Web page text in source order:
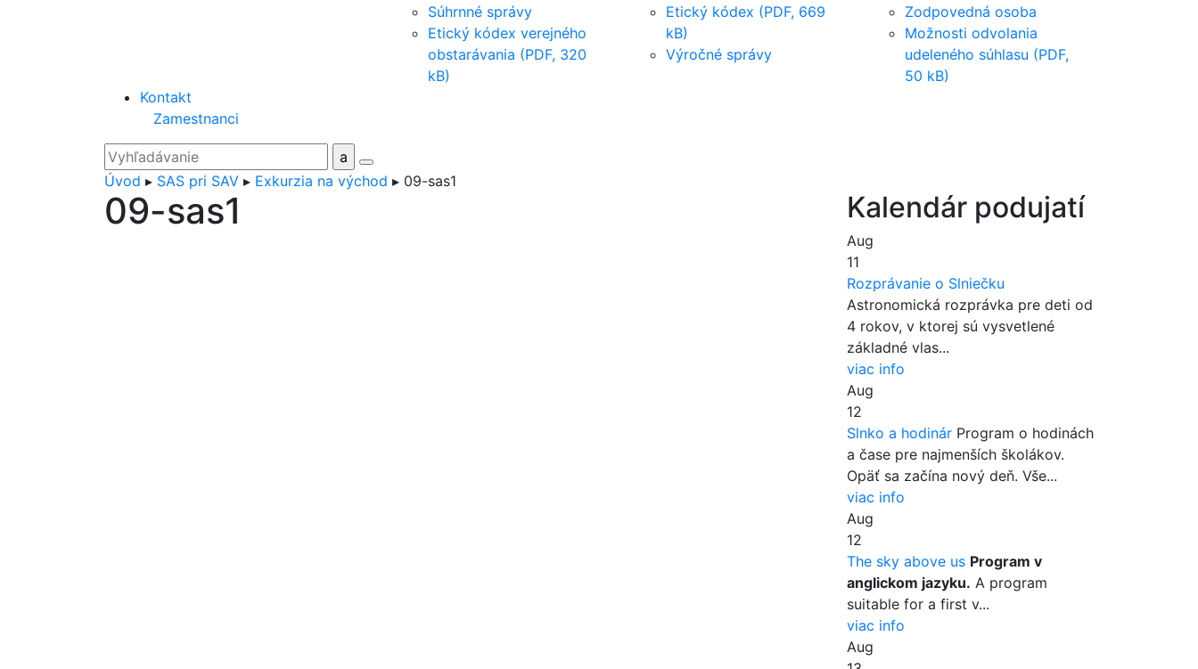
Súhrnné správy
Etický kódex verejného
obstarávania (PDF, 320
kB)
Etický kódex (PDF, 669
kB)
Výročné správy
Zodpovedná osoba
Možnosti odvolania
udeleného súhlasu (PDF,
50 kB)
Kontakt
Zamestnanci
Úvod ▸ SAS pri SAV ▸ Exkurzia na východ ▸ 09-sas1
09-sas1 Kalendár podujatí
Aug
11
Rozprávanie o Slniečku
Astronomická rozprávka pre deti od
4 rokov, v ktorej sú vysvetlené
základné vlas...
viac info
Aug
12
Slnko a hodinárProgram o hodinách
a čase pre najmenších školákov.
Opäť sa začína nový deň. Vše...
viac info
Aug
12
The sky above us Program v
anglickom jazyku. A program
suitable for a first v...
viac info
Aug